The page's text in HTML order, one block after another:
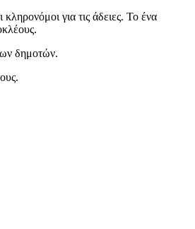
για τις άδειες. Το ένα
δημοτών.